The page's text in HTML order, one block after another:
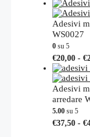
Adesivi
WS0027
0 su 5
€20,00 - €
Adesivi
arredare
5.00 su 5
€37,50 - €